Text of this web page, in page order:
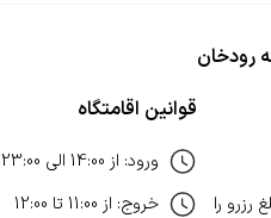
رودخان
رزرو را
قوانین اقامتگاه
ورود: از 14:00 الی 23:00
خروج: از 11:00 تا 12:00